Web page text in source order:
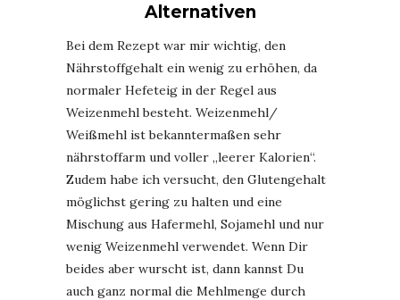
Alternativen
Bei dem Rezept war mir wichtig, den
Nährstoffgehalt ein wenig zu erhöhen, da
normaler Hefeteig in der Regel aus
Weizenmehl besteht. Weizenmehl/
Weißmehl ist bekanntermaßen sehr
nährstoffarm und voller „leerer Kalorien“.
Zudem habe ich versucht, den Glutengehalt
möglichst gering zu halten und eine
Mischung aus Hafermehl, Sojamehl und nur
wenig Weizenmehl verwendet. Wenn Dir
beides aber wurscht ist, dann kannst Du
auch ganz normal die Mehlmenge durch